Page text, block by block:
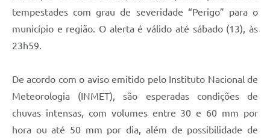
Plano Diretor e Mobilidade Urbana
3º Jornada Empreendedora BQ
Emprega Barbacena
Regularização de bairros
tempestades com grau de severidade “Perigo” para o
município e região. O alerta é válido até sábado (13), às
23h59.
De acordo com o aviso emitido pelo Instituto Nacional de
Meteorologia (INMET), são esperadas condições de
chuvas intensas, com volumes entre 30 e 60 mm por
hora ou até 50 mm por dia, além de possibilidade de